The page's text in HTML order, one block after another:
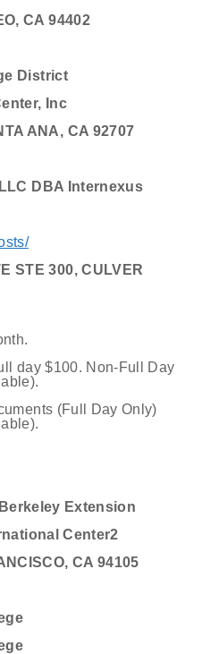
CA 94402
District
Inc
ANA, CA 92707
DBA Internexus
STE 300, CULVER
day $100. Non-Full Day
(Full Day Only)
Extension
Center2
CA 94105